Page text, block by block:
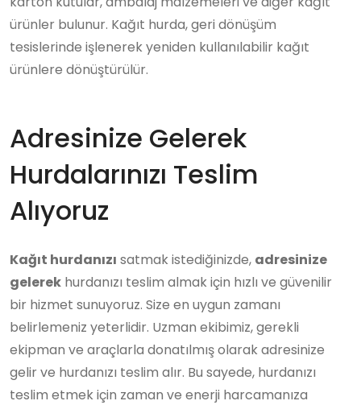
ürünler bulunur. Kağıt hurda, geri dönüşüm
tesislerinde işlenerek yeniden kullanılabilir kağıt
ürünlere dönüştürülür.
Adresinize Gelerek
Hurdalarınızı Teslim
Alıyoruz
Kağıt hurdanızı satmak istediğinizde, adresinize
gelerek hurdanızı teslim almak için hızlı ve güvenilir
bir hizmet sunuyoruz. Size en uygun zamanı
belirlemeniz yeterlidir. Uzman ekibimiz, gerekli
ekipman ve araçlarla donatılmış olarak adresinize
gelir ve hurdanızı teslim alır. Bu sayede, hurdanızı
teslim etmek için zaman ve enerji harcamanıza